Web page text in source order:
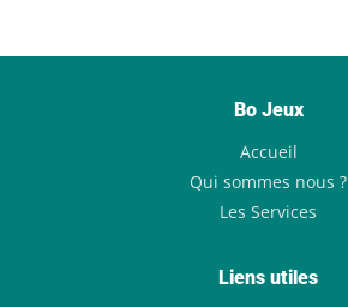
Bo Jeux
Accueil
Qui sommes nous ?
Les Services
Liens utiles